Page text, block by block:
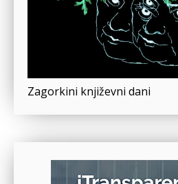
Zagorkini književni dani